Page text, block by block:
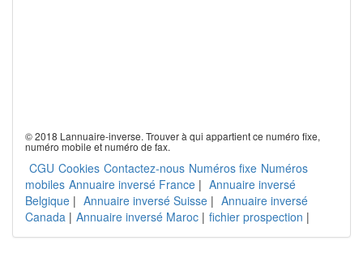
© 2018 Lannuaire-inverse. Trouver à qui appartient ce numéro fixe,
numéro mobile et numéro de fax.
CGU Cookies Contactez-nous Numéros fixe Numéros
mobiles Annuaire inversé France | Annuaire inversé
Belgique | Annuaire inversé Suisse | Annuaire inversé
Canada | Annuaire inversé Maroc | fichier prospection |